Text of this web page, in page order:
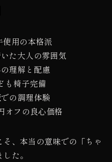
用の本格派
た大人の雰囲気
理解と配慮
も椅子完備
の調理体験
オフの良心価格
、本当の意味での「ちゃ
た。